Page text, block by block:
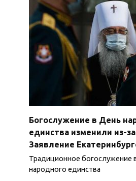
Богослужение в День
единства изменили из-за
Заявление
Традиционное богослужение
народного единства